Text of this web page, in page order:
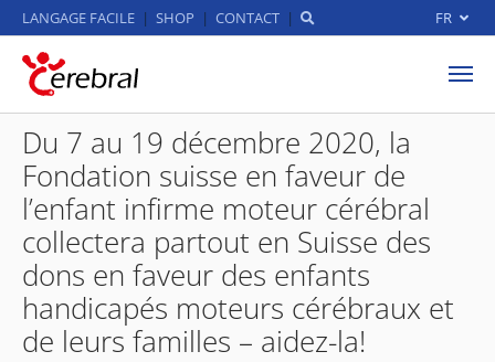
LANGAGE FACILE SHOP CONTACT FR
Du 7 au 19 décembre 2020, la
Fondation suisse en faveur de
l’enfant infirme moteur cérébral
collectera partout en Suisse des
dons en faveur des enfants
handicapés moteurs cérébraux et
de leurs familles – aidez-la!